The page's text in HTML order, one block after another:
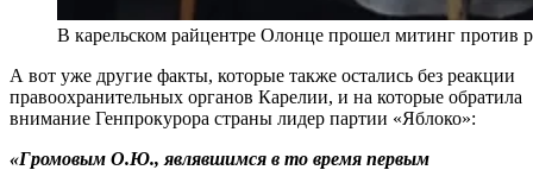
В карельском райцентре Олонце прошел митинг против
А вот уже другие факты, которые также остались без реакции
правоохранительных органов Карелии, и на которые обратила
внимание Генпрокурора страны лидер партии «Яблоко»:
«Громовым О.Ю., являвшимся в то время первым